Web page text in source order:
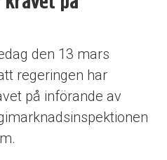
den 13 mars
regeringen har
på införande av